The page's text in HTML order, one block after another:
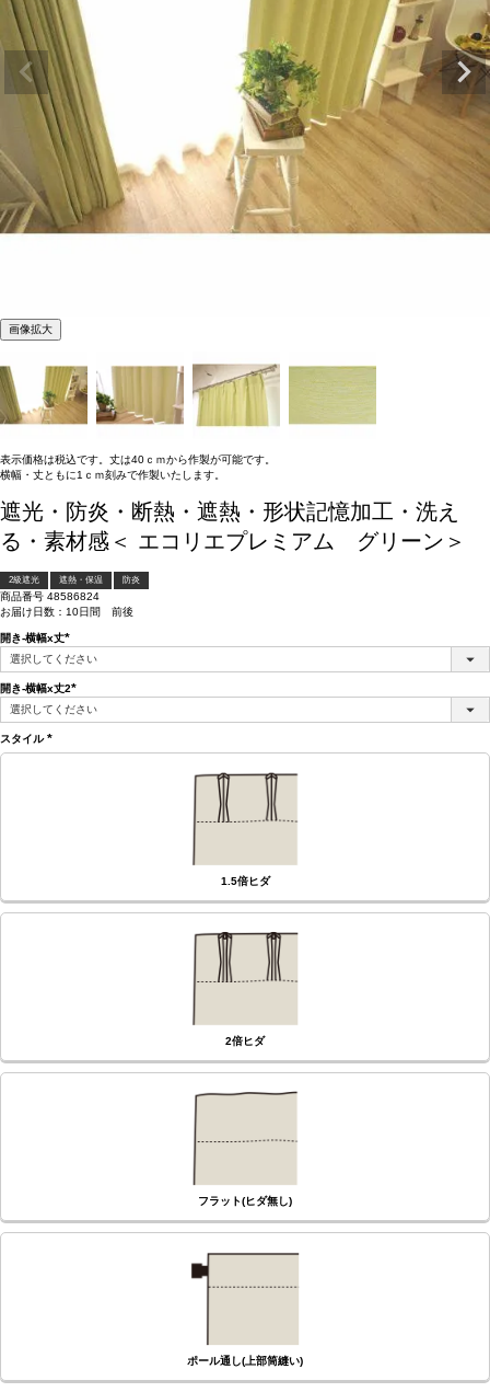
画像拡大
表示価格は税込です。丈は40ｃｍから作製が可能です。
横幅・丈ともに1ｃｍ刻みで作製いたします。
遮光・防炎・断熱・遮熱・形状記憶加工・洗え
る・素材感＜ エコリエプレミアム グリーン＞
2級遮光 遮熱・保温 防炎
商品番号 48586824
お届け日数：10日間 前後
開き-横幅x丈
(必
須)
開き-横幅x丈2
(必
須)
スタイル
(必
1.5倍ヒダ
2倍ヒダ
フラット(ヒダ無し)
ポール通し(上部筒縫い)